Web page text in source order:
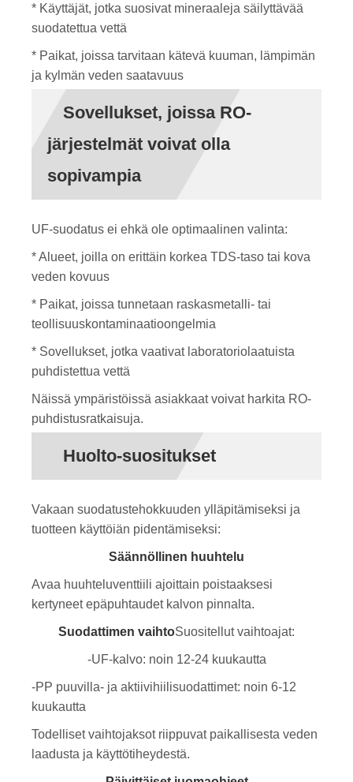
* Käyttäjät, jotka suosivat mineraaleja säilyttävää
suodatettua vettä
* Paikat, joissa tarvitaan kätevä kuuman, lämpimän
ja kylmän veden saatavuus
Sovellukset, joissa RO-
järjestelmät voivat olla
sopivampia
UF-suodatus ei ehkä ole optimaalinen valinta:
* Alueet, joilla on erittäin korkea TDS-taso tai kova
veden kovuus
* Paikat, joissa tunnetaan raskasmetalli- tai
teollisuuskontaminaatioongelmia
* Sovellukset, jotka vaativat laboratoriolaatuista
puhdistettua vettä
Näissä ympäristöissä asiakkaat voivat harkita RO-
puhdistusratkaisuja.
Huolto-suositukset
Vakaan suodatustehokkuuden ylläpitämiseksi ja
tuotteen käyttöiän pidentämiseksi:
Säännöllinen huuhtelu
Avaa huuhteluventtiili ajoittain poistaaksesi
kertyneet epäpuhtaudet kalvon pinnalta.
Suodattimen vaihtoSuositellut vaihtoajat:
-UF-kalvo: noin 12-24 kuukautta
-PP puuvilla- ja aktiivihiilisuodattimet: noin 6-12
kuukautta
Todelliset vaihtojaksot riippuvat paikallisesta veden
laadusta ja käyttötiheydestä.